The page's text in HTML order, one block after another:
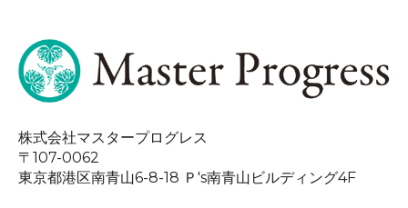
株式会社マスタープログレス
〒107-0062
東京都港区南青山6-8-18 Ｐ's南青山ビルディング4F